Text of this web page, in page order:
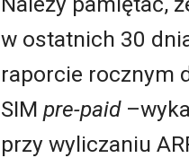
w ostatnich 30
raporcie rocznym
SIM pre-paid
przy wyliczaniu